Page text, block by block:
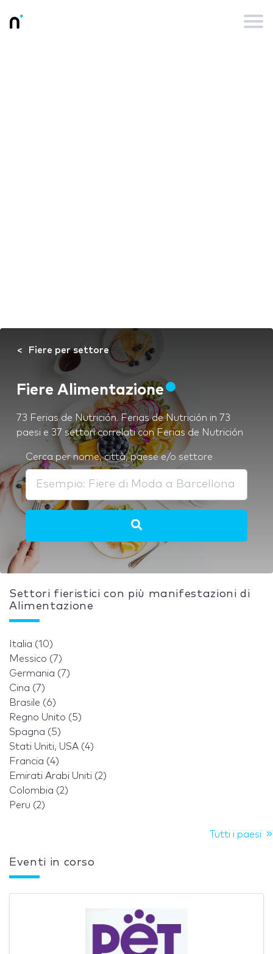
Fiere per settore
Fiere Alimentazione
73 Ferias de Nutrición. Ferias de Nutrición in 73
paesi e 37 settori correlati con Ferias de Nutrición
Cerca per nome, città, paese e/o settore
Settori fieristici con più manifestazioni di
Alimentazione
Italia (10)
Messico (7)
Germania (7)
Cina (7)
Brasile (6)
Regno Unito (5)
Spagna (5)
Stati Uniti, USA (4)
Francia (4)
Emirati Arabi Uniti (2)
Colombia (2)
Peru (2)
Tutti i paesi
Eventi in corso